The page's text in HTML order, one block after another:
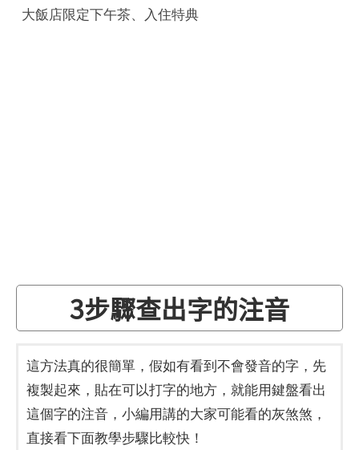
大飯店限定下午茶、入住特典
3步驟查出字的注音
這方法真的很簡單，假如有看到不會發音的字，先
複製起來，貼在可以打字的地方，就能用鍵盤看出
這個字的注音，小編用講的大家可能看的灰煞煞，
直接看下面教學步驟比較快！